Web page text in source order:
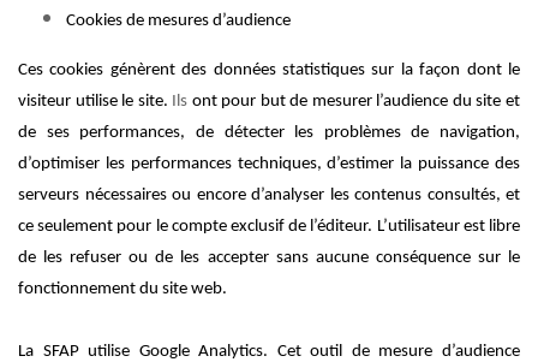
Cookies de mesures d’audience
Ces cookies génèrent des données statistiques sur la façon dont le
visiteur utilise le site. Ils ont pour but de mesurer l’audience du site et
de ses performances, de détecter les problèmes de navigation,
d’optimiser les performances techniques, d’estimer la puissance des
serveurs nécessaires ou encore d’analyser les contenus consultés, et
ce seulement pour le compte exclusif de l’éditeur. L’utilisateur est libre
de les refuser ou de les accepter sans aucune conséquence sur le
fonctionnement du site web.
La SFAP utilise Google Analytics. Cet outil de mesure d’audience